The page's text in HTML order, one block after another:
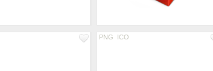
PNG ICO